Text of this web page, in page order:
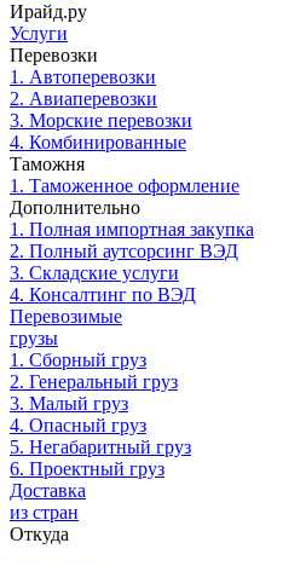
Ирайд.ру
Услуги
Перевозки
1. Автоперевозки
2. Авиаперевозки
3. Морские перевозки
4. Комбинированные
Таможня
1. Таможенное оформление
Дополнительно
1. Полная импортная закупка
2. Полный аутсорсинг ВЭД
3. Складские услуги
4. Консалтинг по ВЭД
Перевозимые
грузы
1. Сборный груз
2. Генеральный груз
3. Малый груз
4. Опасный груз
5. Негабаритный груз
6. Проектный груз
Доставка
из стран
Откуда